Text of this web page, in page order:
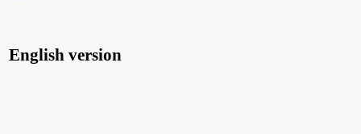
English version